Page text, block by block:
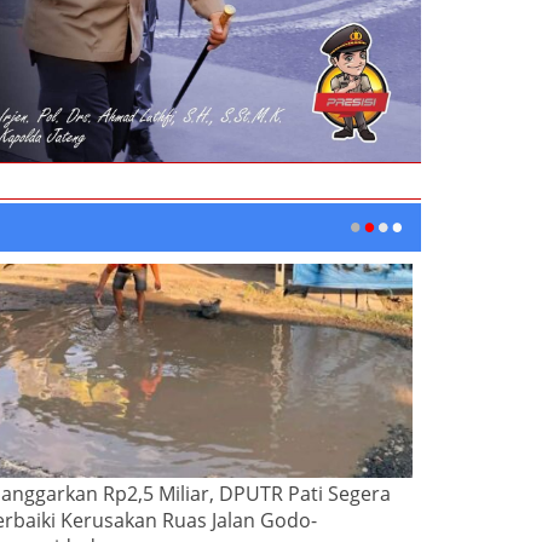
Rp2,5 Miliar, DPUTR Pati Segera
Kerusakan Ruas Jalan Godo-